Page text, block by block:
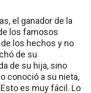
el ganador de la
los famosos
los hechos y no
de su
de su hija, sino
conoció a su nieta,
es muy fácil. Lo